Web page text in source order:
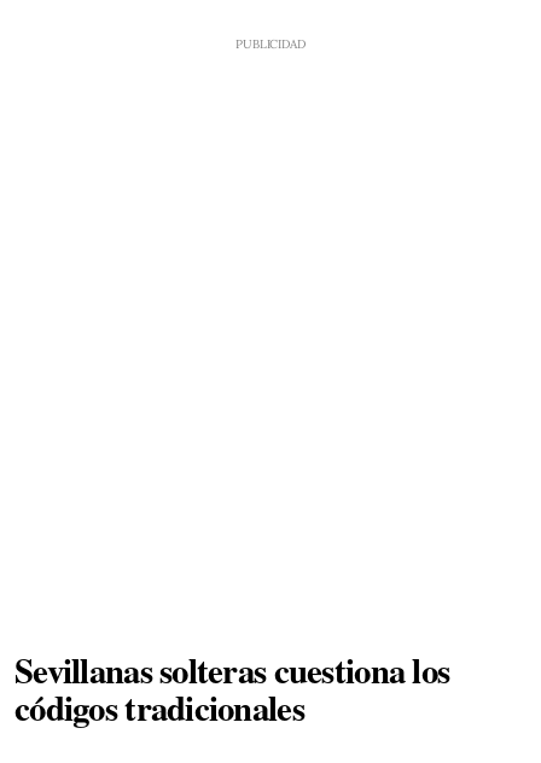
Sevillanas solteras cuestiona los
códigos tradicionales